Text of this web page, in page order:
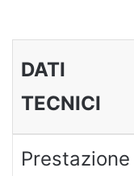
DATI
TECNICI
Prestazione